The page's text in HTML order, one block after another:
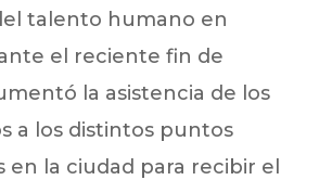
talento humano en
el reciente fin de
la asistencia de los
a los distintos puntos
en la ciudad para recibir el